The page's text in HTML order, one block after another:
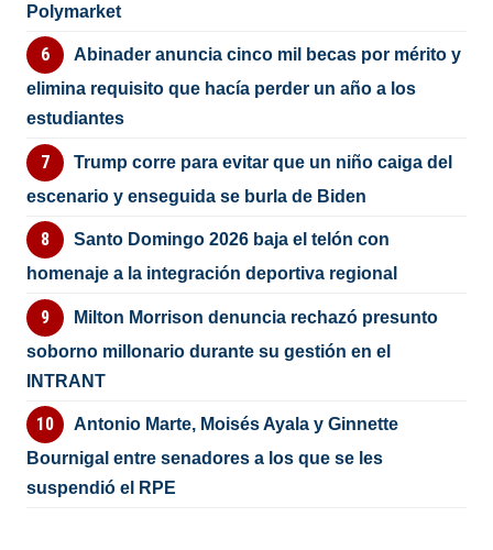
Polymarket
Abinader anuncia cinco mil becas por mérito y
elimina requisito que hacía perder un año a los
estudiantes
Trump corre para evitar que un niño caiga del
escenario y enseguida se burla de Biden
Santo Domingo 2026 baja el telón con
homenaje a la integración deportiva regional
Milton Morrison denuncia rechazó presunto
soborno millonario durante su gestión en el
INTRANT
Antonio Marte, Moisés Ayala y Ginnette
Bournigal entre senadores a los que se les
suspendió el RPE